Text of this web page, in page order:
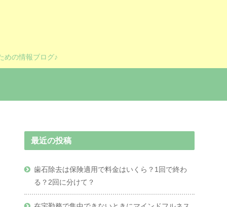
めの情報ブログ♪
最近の投稿
歯石除去は保険適用で料金はいくら？1回で終わ
る？2回に分けて？